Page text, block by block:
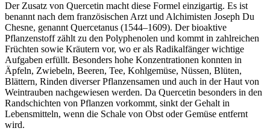
Der Zusatz von Quercetin macht diese Formel einzigartig. Es ist
benannt nach dem französischen Arzt und Alchimisten Joseph Du
Chesne, genannt Quercetanus (1544–1609). Der bioaktive
Pflanzenstoff zählt zu den Polyphenolen und kommt in zahlreichen
Früchten sowie Kräutern vor, wo er als Radikalfänger wichtige
Aufgaben erfüllt. Besonders hohe Konzentrationen konnten in
Äpfeln, Zwiebeln, Beeren, Tee, Kohlgemüse, Nüssen, Blüten,
Blättern, Rinden diverser Pflanzensamen und auch in der Haut von
Weintrauben nachgewiesen werden. Da Quercetin besonders in den
Randschichten von Pflanzen vorkommt, sinkt der Gehalt in
Lebensmitteln, wenn die Schale von Obst oder Gemüse entfernt
wird.